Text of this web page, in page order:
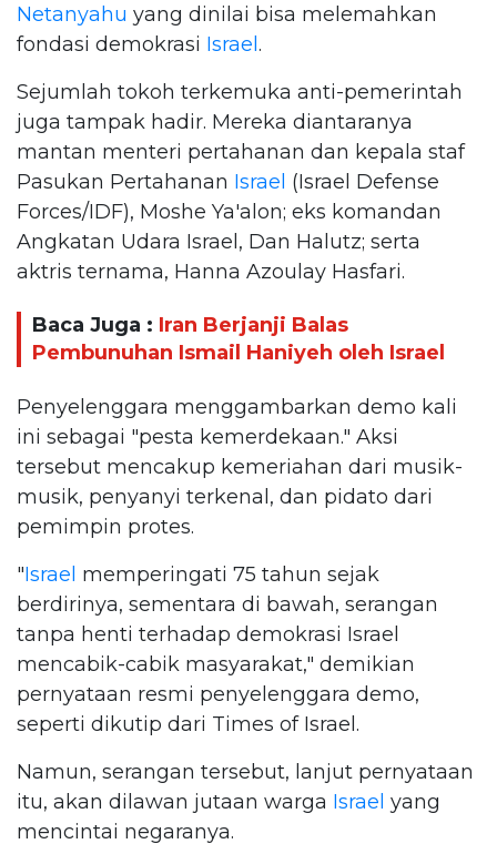
Netanyahu yang dinilai bisa melemahkan
fondasi demokrasi Israel .
Sejumlah tokoh terkemuka anti-pemerintah
juga tampak hadir. Mereka diantaranya
mantan menteri pertahanan dan kepala staf
Pasukan Pertahanan Israel (Israel Defense
Forces/IDF), Moshe Ya'alon; eks komandan
Angkatan Udara Israel, Dan Halutz; serta
aktris ternama, Hanna Azoulay Hasfari.
Baca Juga : Iran Berjanji Balas
Pembunuhan Ismail Haniyeh oleh Israel
Penyelenggara menggambarkan demo kali
ini sebagai "pesta kemerdekaan." Aksi
tersebut mencakup kemeriahan dari musik-
musik, penyanyi terkenal, dan pidato dari
pemimpin protes.
"Israel memperingati 75 tahun sejak
berdirinya, sementara di bawah, serangan
tanpa henti terhadap demokrasi Israel
mencabik-cabik masyarakat," demikian
pernyataan resmi penyelenggara demo,
seperti dikutip dari Times of Israel.
Namun, serangan tersebut, lanjut pernyataan
itu, akan dilawan jutaan warga Israel yang
mencintai negaranya.